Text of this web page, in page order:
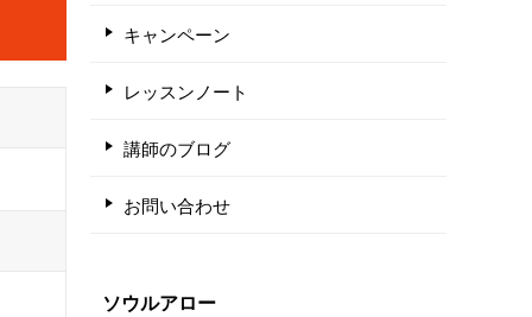
キャンペーン
レッスンノート
講師のブログ
お問い合わせ
ソウルアロー